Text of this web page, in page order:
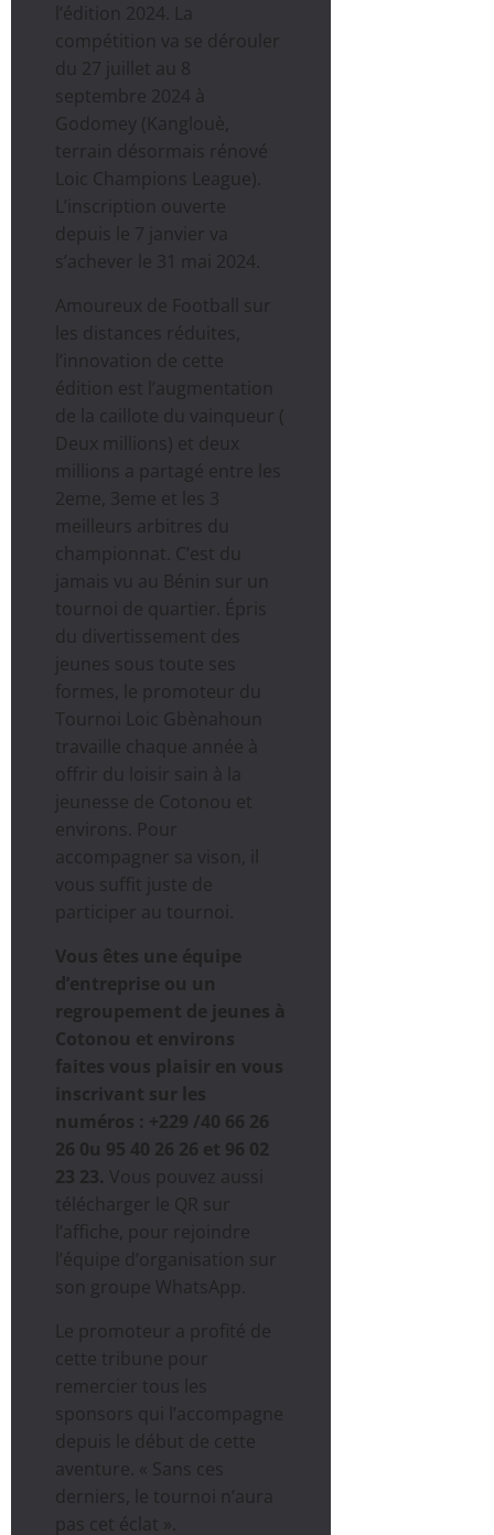
l’édition 2024. La
compétition va se dérouler
du 27 juillet au 8
septembre 2024 à
Godomey (Kanglouè,
terrain désormais rénové
Loic Champions League).
L’inscription ouverte
depuis le 7 janvier va
s’achever le 31 mai 2024.
Amoureux de Football sur
les distances réduites,
l’innovation de cette
édition est l’augmentation
de la caillote du vainqueur (
Deux millions) et deux
millions a partagé entre les
2eme, 3eme et les 3
meilleurs arbitres du
championnat. C’est du
jamais vu au Bénin sur un
tournoi de quartier. Épris
du divertissement des
jeunes sous toute ses
formes, le promoteur du
Tournoi Loic Gbènahoun
travaille chaque année à
offrir du loisir sain à la
jeunesse de Cotonou et
environs. Pour
accompagner sa vison, il
vous suffit juste de
participer au tournoi.
Vous êtes une équipe
d’entreprise ou un
regroupement de jeunes à
Cotonou et environs
faites vous plaisir en vous
inscrivant sur les
numéros : +229 /40 66 26
26 0u 95 40 26 26 et 96 02
23 23. Vous pouvez aussi
télécharger le QR sur
l’affiche, pour rejoindre
l’équipe d’organisation sur
son groupe WhatsApp.
Le promoteur a profité de
cette tribune pour
remercier tous les
sponsors qui l’accompagne
depuis le début de cette
aventure. « Sans ces
derniers, le tournoi n’aura
pas cet éclat ».